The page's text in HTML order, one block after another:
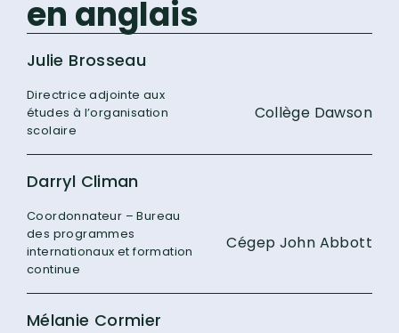
en anglais
Julie Brosseau
Directrice adjointe aux
études à l’organisation
scolaire
Collège Dawson
Darryl Climan
Coordonnateur – Bureau
des programmes
internationaux et formation
continue
Cégep John Abbott
Mélanie Cormier